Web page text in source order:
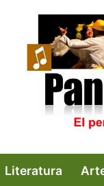
Literatura